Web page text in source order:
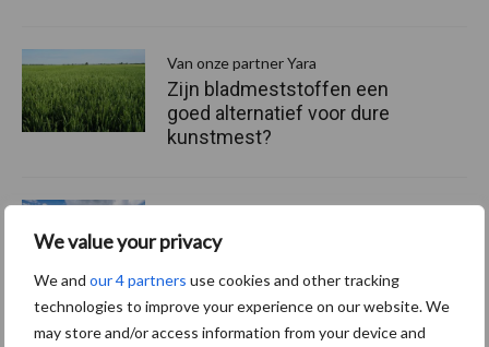
We value your privacy
We and our 4 partners use cookies and other tracking
technologies to improve your experience on our website. We
may store and/or access information from your device and
Van onze partner Yara
Zijn bladmeststoffen een
goed alternatief voor dure
kunstmest?
Nieuwe Europese
wat verandert er op de
kunstmestmarkt?